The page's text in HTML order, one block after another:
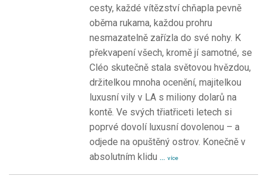
cesty, každé vítězství chňapla pevně
oběma rukama, každou prohru
nesmazatelně zařízla do své nohy. K
překvapení všech, kromě jí samotné, se
Cléo skutečně stala světovou hvězdou,
držitelkou mnoha ocenění, majitelkou
luxusní vily v LA s miliony dolarů na
kontě. Ve svých třiatřiceti letech si
poprvé dovolí luxusní dovolenou – a
odjede na opuštěný ostrov. Konečně v
absolutním klidu ... více